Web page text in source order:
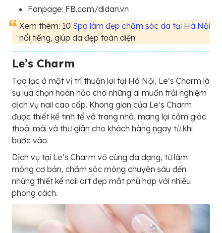
Fanpage: FB.com/didan.vn
Xem thêm: 10 Spa làm đẹp chăm sóc da tại Hà Nội
nổi tiếng, giúp da đẹp toàn diện
Le’s Charm
Tọa lạc ở một vị trí thuận lợi tại Hà Nội, Le’s Charm là
sự lựa chọn hoàn hảo cho những ai muốn trải nghiệm
dịch vụ nail cao cấp. Không gian của Le’s Charm
được thiết kế tinh tế và trang nhã, mang lại cảm giác
thoải mái và thư giãn cho khách hàng ngay từ khi
bước vào.
Dịch vụ tại Le’s Charm vô cùng đa dạng, từ làm
móng cơ bản, chăm sóc móng chuyên sâu đến
những thiết kế nail art đẹp mắt phù hợp với nhiều
phong cách.